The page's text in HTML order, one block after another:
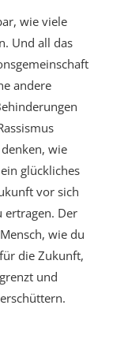
wie viele
Und all das
andere
wie
glückliches
vor sich
ertragen. Der
wie du
die Zukunft,
und